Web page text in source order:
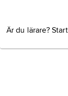
Är du lärare?